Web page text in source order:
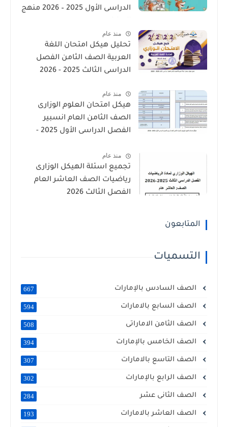
الدراسى الأول 2025 – 2026 منهج
منذ عام
تحليل هيكل امتحان اللغة
العربية الصف الثامن الفصل
الدراسى الثالث 2025 - 2026
منذ عام
هيكل امتحان العلوم الوزارى
الصف الثامن العام انسبير
الفصل الدراسى الأول 2025 -
منذ عام
تجميع اسئلة الهيكل الوزارى
رياضيات الصف العاشر العام
الفصل الثالث 2026
المتابعون
التسميات
الصف السادس بالإمارات
الصف السابع بالامارات
الصف الثامن الاماراتى
الصف الخامس بالإمارات
الصف التاسع بالامارات
الصف الرابع بالإمارات
الصف الثانى عشر
الصف العاشر بالامارات